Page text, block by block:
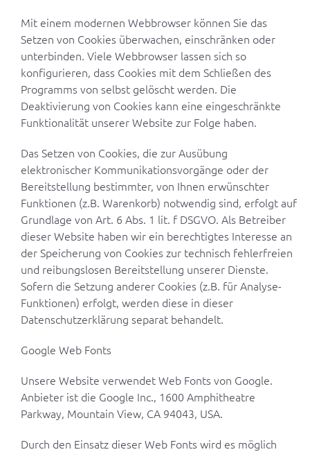
Mit einem modernen Webbrowser können Sie das
Setzen von Cookies überwachen, einschränken oder
unterbinden. Viele Webbrowser lassen sich so
konfigurieren, dass Cookies mit dem Schließen des
Programms von selbst gelöscht werden. Die
Deaktivierung von Cookies kann eine eingeschränkte
Funktionalität unserer Website zur Folge haben.
Das Setzen von Cookies, die zur Ausübung
elektronischer Kommunikationsvorgänge oder der
Bereitstellung bestimmter, von Ihnen erwünschter
Funktionen (z.B. Warenkorb) notwendig sind, erfolgt auf
Grundlage von Art. 6 Abs. 1 lit. f DSGVO. Als Betreiber
dieser Website haben wir ein berechtigtes Interesse an
der Speicherung von Cookies zur technisch fehlerfreien
und reibungslosen Bereitstellung unserer Dienste.
Sofern die Setzung anderer Cookies (z.B. für Analyse-
Funktionen) erfolgt, werden diese in dieser
Datenschutzerklärung separat behandelt.
Google Web Fonts
Unsere Website verwendet Web Fonts von Google.
Anbieter ist die Google Inc., 1600 Amphitheatre
Parkway, Mountain View, CA 94043, USA.
Durch den Einsatz dieser Web Fonts wird es möglich